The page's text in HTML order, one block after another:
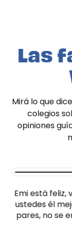
Las
Mirá lo que
colegios
opiniones
Emi está feliz,
ustedes él
pares, no se